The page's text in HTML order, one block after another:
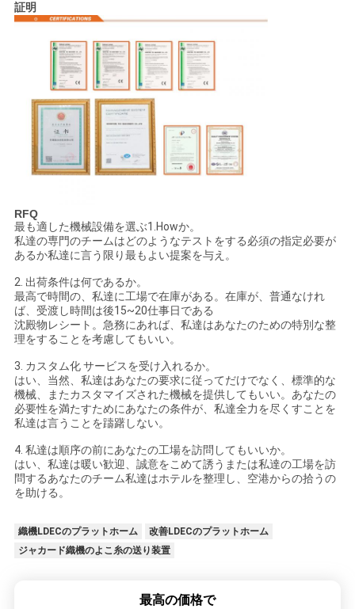
証明
RFQ
最も適した機械設備を選ぶ1.Howか。
私達の専門のチームはどのようなテストをする必須の指定必要が
あるか私達に言う限り最もよい提案を与え。
2. 出荷条件は何であるか。
最高で時間の、私達に工場で在庫がある。在庫が、普通なけれ
ば、受渡し時間は後15~20仕事日である
沈殿物レシート。急務にあれば、私達はあなたのための特別な整
理をすることを考慮してもいい。
3. カスタム化 サービスを受け入れるか。
はい、当然、私達はあなたの要求に従ってだけでなく、標準的な
機械、またカスタマイズされた機械を提供してもいい。あなたの
必要性を満たすためにあなたの条件が、私達全力を尽くすことを
私達は言うことを躊躇しない。
4. 私達は順序の前にあなたの工場を訪問してもいいか。
はい、私達は暖い歓迎、誠意をこめて誘うまたは私達の工場を訪
問するあなたのチーム私達はホテルを整理し、空港からの拾うの
を助ける。
織機LDECのプラットホーム
改善LDECのプラットホーム
ジャカード織機のよこ糸の送り装置
最高の価格で